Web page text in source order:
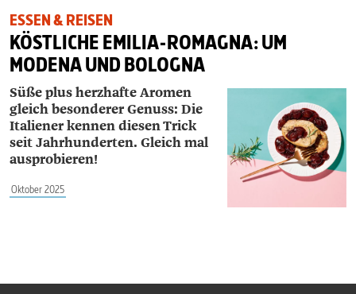
ESSEN & REISEN
KÖSTLICHE EMILIA-ROMAGNA: UM
MODENA UND BOLOGNA
Süße plus herzhafte Aromen
gleich besonderer Genuss: Die
Italiener kennen diesen Trick
seit Jahrhunderten. Gleich mal
ausprobieren!
Oktober 2025